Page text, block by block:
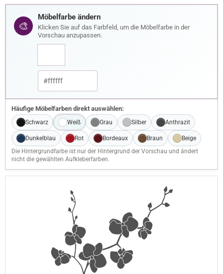
🎨
Möbelfarbe ändern
Klicken Sie auf das Farbfeld, um die Möbelfarbe in der
Vorschau anzupassen.
Häufige Möbelfarben direkt auswählen:
Schwarz Weiß Grau Silber Anthrazit
Dunkelblau Rot Bordeaux Braun
Beige
Die Hintergrundfarbe ist nur der Hintergrund der Vorschau und ändert
nicht die gewählten Aufkleberfarben.